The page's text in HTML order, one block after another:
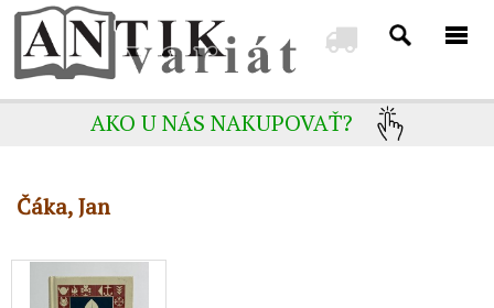
AKO U NÁS NAKUPOVAŤ?
Čáka, Jan